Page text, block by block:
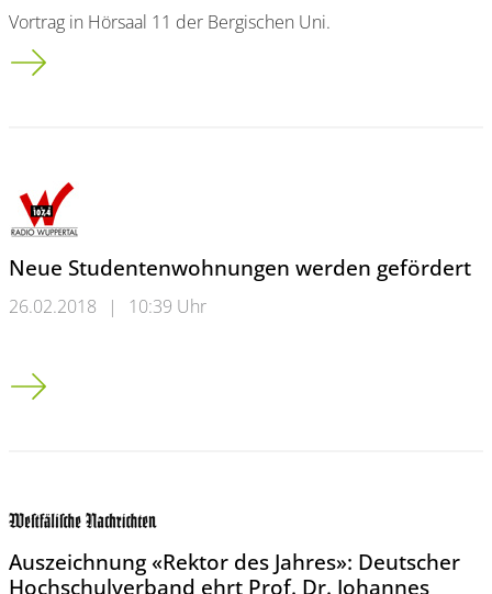
Vortrag in Hörsaal 11 der Bergischen Uni.
Naturwissenschaftlicher Verein: Unvergessliche Erlebnisse
Neue Studentenwohnungen werden gefördert
26.02.2018 | 10:39 Uhr
Neue Studentenwohnungen werden gefördert
Auszeichnung «Rektor des Jahres»: Deutscher
Hochschulverband ehrt Prof. Dr. Johannes